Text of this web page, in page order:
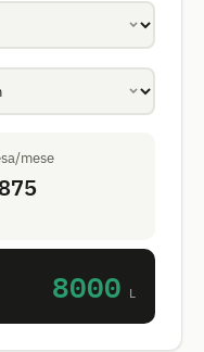
mese
8000 L